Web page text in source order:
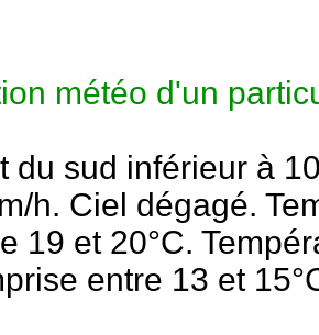
météo d'un
du sud inférieur à
h. Ciel dégagé.
19 et 20°C.
entre 13 et